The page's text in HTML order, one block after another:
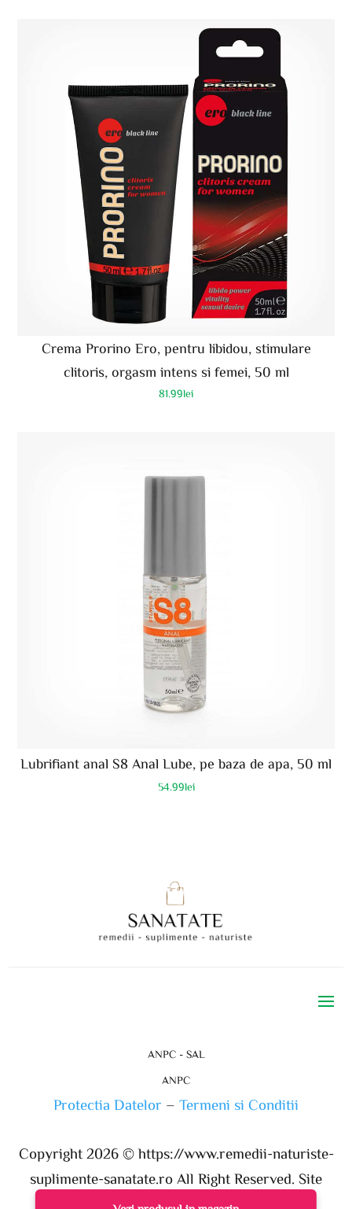
Crema Prorino Ero, pentru libidou, stimulare
clitoris, orgasm intens si femei, 50 ml
81.99lei
Lubrifiant anal S8 Anal Lube, pe baza de apa, 50 ml
54.99lei
ANPC - SAL
ANPC
Protectia Datelor – Termeni si Conditii
Copyright 2026 ©https://www.remedii-naturiste-
suplimente-sanatate.ro All Right Reserved. Site
realizat de ProWeb